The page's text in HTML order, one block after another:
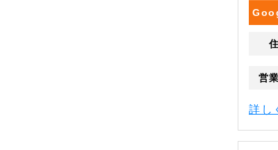
営
詳し